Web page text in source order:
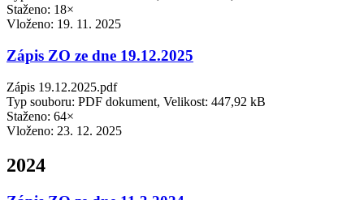
Staženo: 18×
Vloženo: 19. 11. 2025
Zápis ZO ze dne 19.12.2025
Zápis 19.12.2025.pdf
Typ souboru: PDF dokument, Velikost: 447,92 kB
Staženo: 64×
Vloženo: 23. 12. 2025
2024